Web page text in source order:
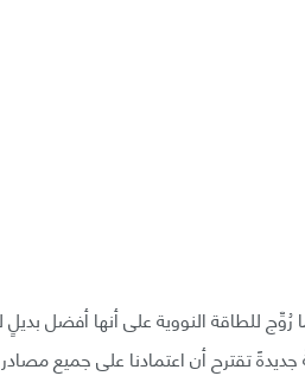
رُوِّج للطاقة النووية على أنها أفضل بديلٍ
جديدةً تقترح أن اعتمادنا على جميع